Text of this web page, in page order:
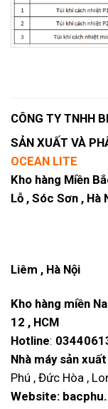
CÔNG TY TNHH
SẢN XUẤT VÀ
OCEAN LITE
Kho hàng Miền
Lỗ , Sóc Sơn , Hà
– Miêu
Liêm ,
Kho hàng miền
12 , HCM
Hotline:
Nhà máy sản xuất
Phú , Đức Hòa ,
Website: